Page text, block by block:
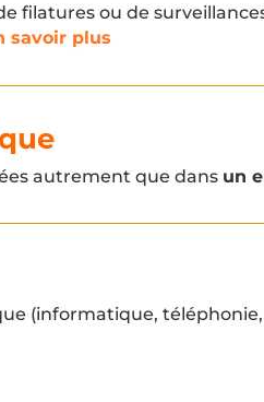
filatures ou de
savoir plus
autrement que dans un
(informatique,